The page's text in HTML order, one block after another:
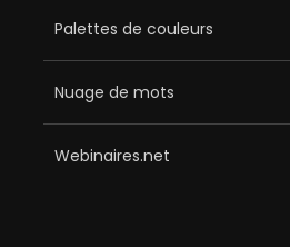
Palettes de couleurs
Nuage de mots
Webinaires.net